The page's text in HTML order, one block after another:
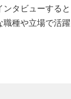
タビューすると
職種や立場で活躍